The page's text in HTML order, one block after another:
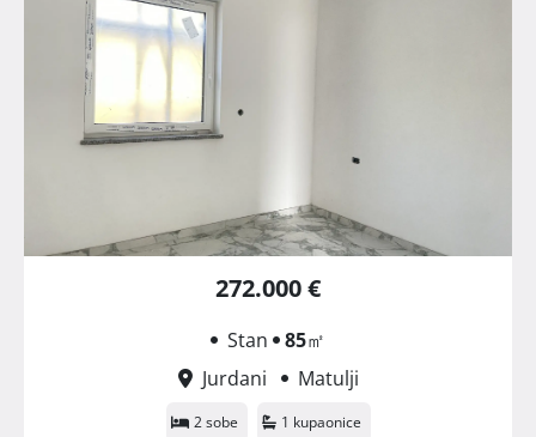
272.000 €
Stan 85㎡
Jurdani
Matulji
2 sobe 1 kupaonice